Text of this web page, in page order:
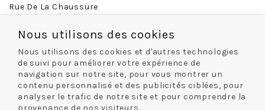
Rue De La Chaussure
46 rue Royale
02 38 68 60 13
NOS MODES DE LIVRAISON
Nous utilisons des cookies
Nous utilisons des cookies et d'autres technologies
de suivi pour améliorer votre expérience de
navigation sur notre site, pour vous montrer un
contenu personnalisé et des publicités ciblées, pour
analyser le trafic de notre site et pour comprendre la
provenance de nos visiteurs.